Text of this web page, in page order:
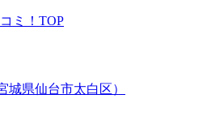
ミ！TOP
城県仙台市太白区）